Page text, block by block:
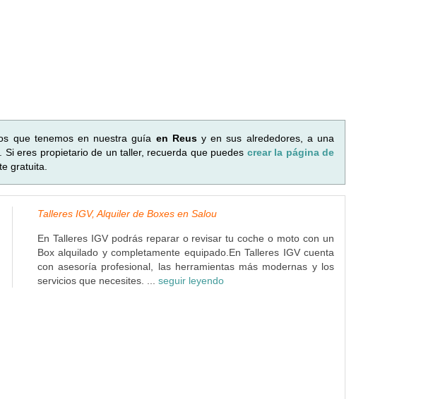
que tenemos en nuestra guía en Reusy en sus alrededores, a una
eres propietario de un taller, recuerda que puedes crear la página de
gratuita.
Talleres IGV, Alquiler de Boxes en Salou
En Talleres IGV podrás reparar o revisar tu coche o moto con un
Box alquilado y completamente equipado.En Talleres IGV cuenta
con asesoría profesional, las herramientas más modernas y los
servicios que necesites. ... seguir leyendo